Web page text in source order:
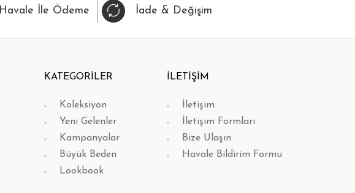
Havale İle Ödeme İade & Değişim
KATEGORİLER
Koleksiyon
Yeni Gelenler
Kampanyalar
Büyük Beden
Lookbook
İLETİŞİM
İletişim
İletişim Formları
Bize Ulaşın
Havale Bildirim Formu